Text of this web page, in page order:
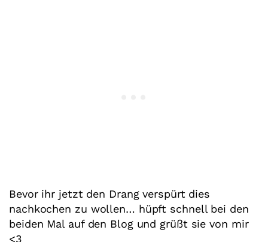
Bevor ihr jetzt den Drang verspürt dies
nachkochen zu wollen… hüpft schnell bei den
beiden Mal auf den Blog und grüßt sie von mir
<3